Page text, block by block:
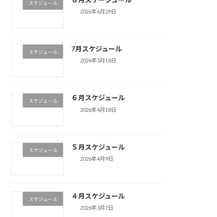
スケジュール
2026年6月29日
スケジュール 7月スケジュール
2026年5月18日
スケジュール ６月スケジュール
2026年4月18日
スケジュール ５月スケジュール
2026年4月9日
スケジュール ４月スケジュール
2026年3月7日